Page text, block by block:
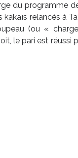
du programme
kakaïs relancés à
(ou «
le pari est